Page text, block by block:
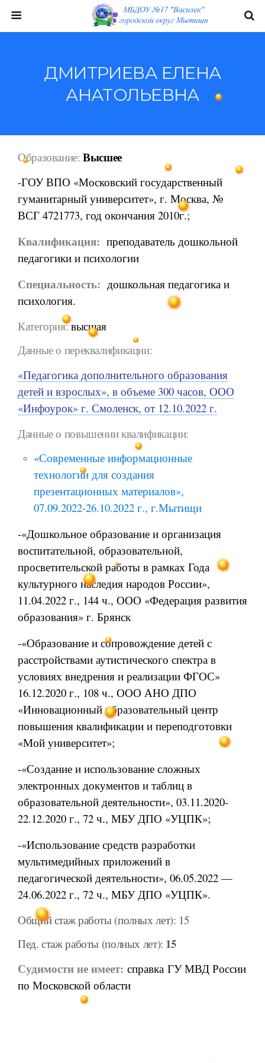
ДМИТРИЕВА ЕЛЕНА
АНАТОЛЬЕВНА
Образование:Высшее
-ГОУ ВПО «Московский государственный
гуманитарный университет», г. Москва, №
ВСГ 4721773, год окончания 2010г.;
Квалификация: преподаватель дошкольной
педагогики и психологии
Специальность: дошкольная педагогика и
психология.
Категория:высшая
Данные о переквалификации:
«Педагогика дополнительного образования
детей и взрослых», в объеме 300 часов, ООО
«Инфоурок» г. Смоленск, от 12.10.2022 г.
Данные о повышении квалификации:
«Современные информационные
технологии для создания
презентационных материалов»,
07.09.2022-26.10.2022 г., г.Мытищи
-«Дошкольное образование и организация
воспитательной, образовательной,
просветительской работы в рамках Года
культурного наследия народов России»,
11.04.2022 г., 144 ч., ООО «Федерация развития
образования» г. Брянск
-«Образование и сопровождение детей с
расстройствами аутистического спектра в
условиях внедрения и реализации ФГОС»
16.12.2020 г., 108 ч., ООО АНО ДПО
«Инновационный образовательный центр
повышения квалификации и переподготовки
«Мой университет»;
-«Создание и использование сложных
электронных документов и таблиц в
образовательной деятельности», 03.11.2020-
22.12.2020 г., 72 ч., МБУ ДПО «УЦПК»;
-«Использование средств разработки
мультимедийных приложений в
педагогической деятельности», 06.05.2022 —
24.06.2022 г., 72 ч., МБУ ДПО «УЦПК».
Общий стаж работы (полных лет): 15
Пед. стаж работы (полных лет): 15
Судимости не имеет: справка ГУ МВД России
по Московской области